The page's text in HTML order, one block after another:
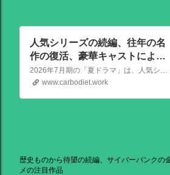
人気シリーズの続編、往年の名
作の復活、豪華キャストによる
骨太な新作が熱い！📺2026年7
月期（夏ドラマ）
2026年7月期の「夏ドラマ」は、人気シリーズの続編から、往年の名作の復活、豪華キャストによる骨太な新作まで、かなり熱いラインアップが出そろっています！
www.carbodiet.work
歴史ものから待望の続編、サイバーパンクの
メの注目作品